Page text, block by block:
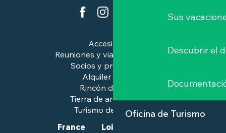
Sus
Descubrir el
Oficina de Turismo
Accesibilidad
Reuniones y viajes de negocios
Socios y profesionales
Alquiler de salas
Rincón de prensa
Tierra de arte e historia
Turismo de calidad™.
France
Loire-Atlantique